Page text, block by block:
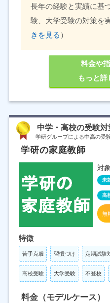
長年の経験と実績に基
験、大学受験の対策を
きを見る ）
料金や
もっと
中学・高校の受験対
学研グループによる中高の受
学研の家庭教師
対
未
高
無
特徴
苦手克服 習慣づけ 定期試験
高校受験 大学受験 不登校
料金（モデルケース）